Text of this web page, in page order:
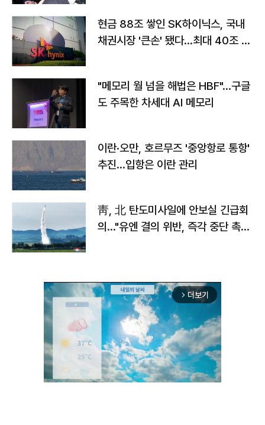
현금 88조 쌓인 SK하이닉스, 국내
채권시장 '큰손' 됐다…최대 40조 투
"메모리 월 넘을 해법은 HBF"…구글
도 주목한 차세대 AI 메모리
이란·오만, 호르무즈 '중앙항로 통항'
추진…입항은 이란 관리
靑, 北 탄도미사일에 안보실 긴급회
의…"유엔 결의 위반, 즉각 중단 촉
arrow_forward_ios 더보기